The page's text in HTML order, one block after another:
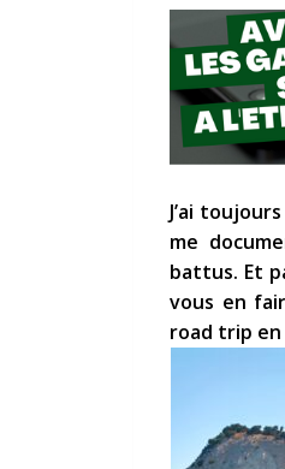
J’ai
me
battus. Et
vous en
road trip